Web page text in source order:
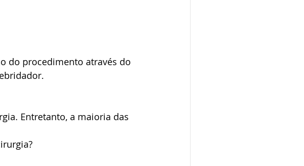
do procedimento através do
Entretanto, a maioria das